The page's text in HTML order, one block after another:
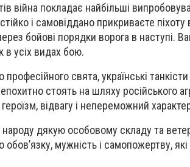
війна покладає найбільші
і самовіддано прикриваєте
бойові порядки ворога в наступі.
в усіх видах бою.
професійного свята, українські
стоять на шляху російського
відвагу і непереможний
народу дякую особовому складу та
обов’язку, мужність і самопожертву,